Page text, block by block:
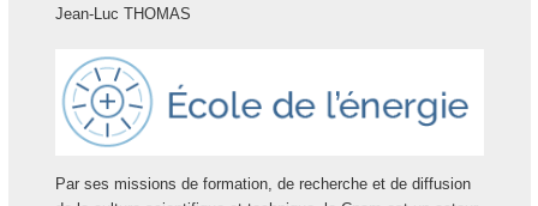
Jean-Luc THOMAS
Par ses missions de formation, de recherche et de diffusion